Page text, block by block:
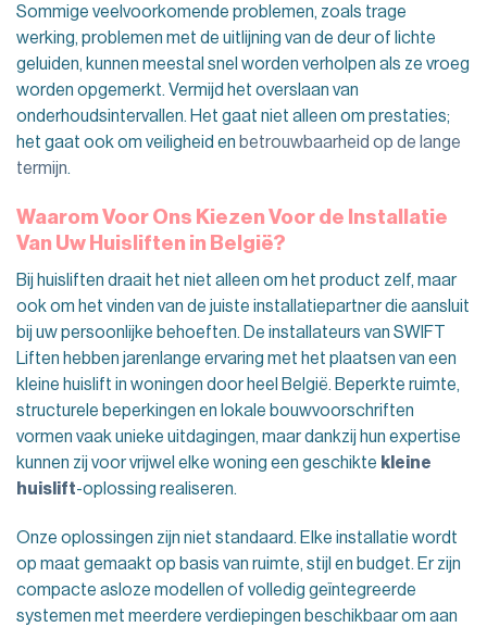
Sommige veelvoorkomende problemen, zoals trage
werking, problemen met de uitlijning van de deur of lichte
geluiden, kunnen meestal snel worden verholpen als ze vroeg
worden opgemerkt. Vermijd het overslaan van
onderhoudsintervallen. Het gaat niet alleen om prestaties;
het gaat ook om veiligheid en betrouwbaarheid op de lange
termijn.
Waarom Voor Ons Kiezen Voor de Installatie
Van Uw Huisliften in België?
Bij huisliften draait het niet alleen om het product zelf, maar
ook om het vinden van de juiste installatiepartner die aansluit
bij uw persoonlijke behoeften. De installateurs van SWIFT
Liften hebben jarenlange ervaring met het plaatsen van een
kleine huislift in woningen door heel België. Beperkte ruimte,
structurele beperkingen en lokale bouwvoorschriften
vormen vaak unieke uitdagingen, maar dankzij hun expertise
kunnen zij voor vrijwel elke woning een geschikte kleine
huislift-oplossing realiseren.
Onze oplossingen zijn niet standaard. Elke installatie wordt
op maat gemaakt op basis van ruimte, stijl en budget. Er zijn
compacte asloze modellen of volledig geïntegreerde
systemen met meerdere verdiepingen beschikbaar om aan